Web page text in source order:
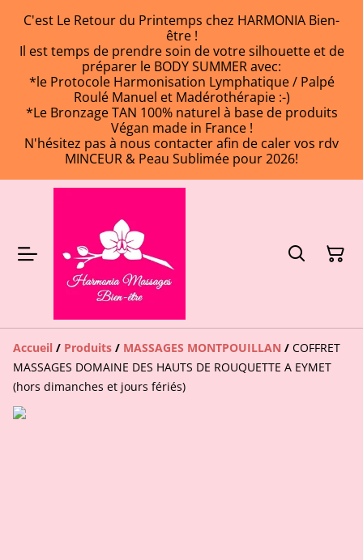
C'est Le Retour du Printemps chez HARMONIA Bien-
être !
Il est temps de prendre soin de votre silhouette et de
préparer le BODY SUMMER avec:
*le Protocole Harmonisation Lymphatique / Palpé
Roulé Manuel et Madérothérapie :-)
*Le Bronzage TAN 100% naturel à base de produits
Végan made in France !
N'hésitez pas à nous contacter afin de caler vos rdv
MINCEUR & Peau Sublimée pour 2026!
Accueil / Produits / MASSAGES MONTPOUILLAN / COFFRET
MASSAGES DOMAINE DES HAUTS DE ROUQUETTE A EYMET
(hors dimanches et jours fériés)